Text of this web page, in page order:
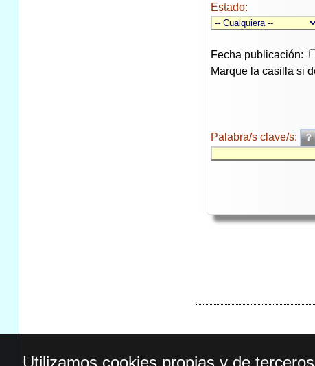
Estado:
Fecha publicación:
Marque la casilla si
Palabra/s clave/s:
Utilizamos cookies propias y de